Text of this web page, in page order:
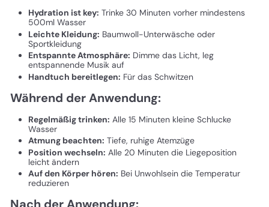
Hydration ist key: Trinke 30 Minuten vorher mindestens
500ml Wasser
Leichte Kleidung: Baumwoll-Unterwäsche oder
Sportkleidung
Entspannte Atmosphäre: Dimme das Licht, leg
entspannende Musik auf
Handtuch bereitlegen: Für das Schwitzen
Während der Anwendung:
Regelmäßig trinken: Alle 15 Minuten kleine Schlucke
Wasser
Atmung beachten: Tiefe, ruhige Atemzüge
Position wechseln: Alle 20 Minuten die Liegeposition
leicht ändern
Auf den Körper hören: Bei Unwohlsein die Temperatur
reduzieren